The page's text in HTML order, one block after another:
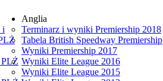
i
Anglia
Terminarz i wyniki Premiership 2018
Tabela British Speedway Premiership
Wyniki Premiership 2017
Wyniki Elite League 2016
Wyniki Elite League 2015